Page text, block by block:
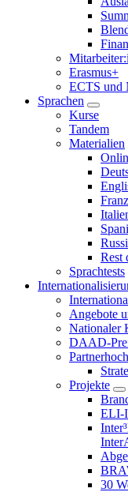
Erasmus+
ECTS und
Sprachen
Kurse
Tandem
Materialien
Rest
Sprachtests
Angebote
Nationaler
DAAD-
Projekte
ELI-
30